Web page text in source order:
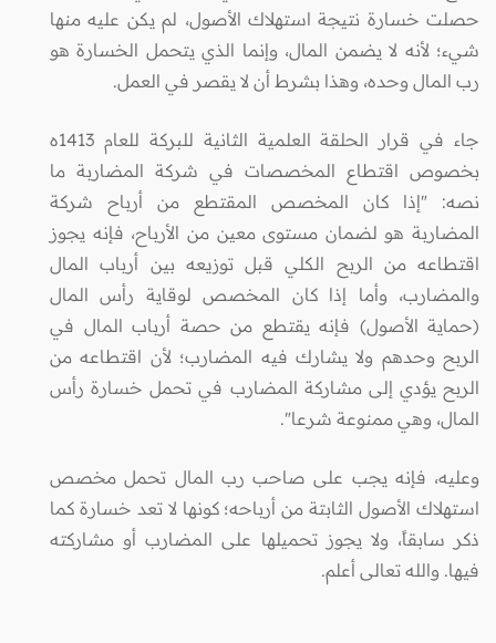
حصلت خسارة نتيجة استهلاك الأصول، لم يكن عليه منها
شيء؛ لأنه لا يضمن المال، وإنما الذي يتحمل الخسارة هو
رب المال وحده، وهذا بشرط أن لا يقصر في العمل.
جاء في قرار الحلقة العلمية الثانية للبركة للعام 1413ه
بخصوص اقتطاع المخصصات في شركة المضاربة ما
نصه: "إذا كان المخصص المقتطع من أرباح شركة
المضاربة هو لضمان مستوى معين من الأرباح، فإنه يجوز
اقتطاعه من الربح الكلي قبل توزيعه بين أرباب المال
والمضارب، وأما إذا كان المخصص لوقاية رأس المال
(حماية الأصول) فإنه يقتطع من حصة أرباب المال في
الربح وحدهم ولا يشارك فيه المضارب؛ لأن اقتطاعه من
الربح يؤدي إلى مشاركة المضارب في تحمل خسارة رأس
المال، وهي ممنوعة شرعا".
وعليه، فإنه يجب على صاحب رب المال تحمل مخصص
استهلاك الأصول الثابتة من أرباحه؛ كونها لا تعد خسارة كما
ذكر سابقاً، ولا يجوز تحميلها على المضارب أو مشاركته
فيها. والله تعالى أعلم.